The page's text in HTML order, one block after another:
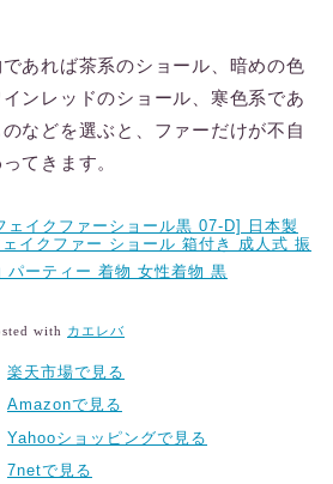
あれば茶系のショール、暗めの色
ンレッドのショール、寒色系であ
などを選ぶと、ファーだけが不自
てきます。
ェイクファーショール黒 07-D] 日本製
ェイクファー ショール 箱付き 成人式 振
パーティー 着物 女性着物 黒
with カエレバ
楽天市場で見る
Amazonで見る
Yahooショッピングで見る
7netで見る